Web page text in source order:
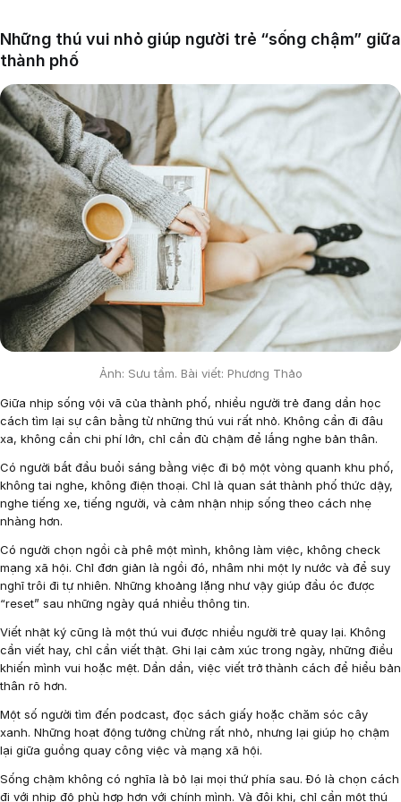
Những thú vui nhỏ giúp người trẻ “sống chậm” giữa
thành phố
Ảnh: Sưu tầm. Bài viết: Phương Thảo
Giữa nhịp sống vội vã của thành phố, nhiều người trẻ đang dần học
cách tìm lại sự cân bằng từ những thú vui rất nhỏ. Không cần đi đâu
xa, không cần chi phí lớn, chỉ cần đủ chậm để lắng nghe bản thân.
Có người bắt đầu buổi sáng bằng việc đi bộ một vòng quanh khu phố,
không tai nghe, không điện thoại. Chỉ là quan sát thành phố thức dậy,
nghe tiếng xe, tiếng người, và cảm nhận nhịp sống theo cách nhẹ
nhàng hơn.
Có người chọn ngồi cà phê một mình, không làm việc, không check
mạng xã hội. Chỉ đơn giản là ngồi đó, nhâm nhi một ly nước và để suy
nghĩ trôi đi tự nhiên. Những khoảng lặng như vậy giúp đầu óc được
“reset” sau những ngày quá nhiều thông tin.
Viết nhật ký cũng là một thú vui được nhiều người trẻ quay lại. Không
cần viết hay, chỉ cần viết thật. Ghi lại cảm xúc trong ngày, những điều
khiến mình vui hoặc mệt. Dần dần, việc viết trở thành cách để hiểu bản
thân rõ hơn.
Một số người tìm đến podcast, đọc sách giấy hoặc chăm sóc cây
xanh. Những hoạt động tưởng chừng rất nhỏ, nhưng lại giúp họ chậm
lại giữa guồng quay công việc và mạng xã hội.
Sống chậm không có nghĩa là bỏ lại mọi thứ phía sau. Đó là chọn cách
đi với nhịp độ phù hợp hơn với chính mình. Và đôi khi, chỉ cần một thú